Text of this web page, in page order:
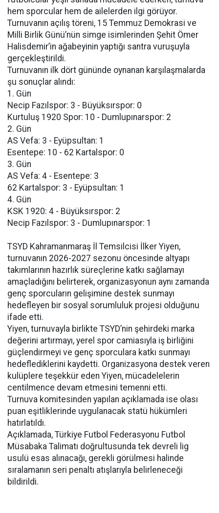
hem sporcular hem de ailelerden ilgi görüyor.
Turnuvanın açılış töreni, 15 Temmuz Demokrasi ve
Milli Birlik Günü’nün simge isimlerinden Şehit Ömer
Halisdemir’in ağabeyinin yaptığı santra vuruşuyla
gerçekleştirildi.
Turnuvanın ilk dört gününde oynanan karşılaşmalarda
şu sonuçlar alındı:
1. Gün
Necip Fazılspor: 3 - Büyüksırspor: 0
Kurtuluş 1920 Spor: 10 - Dumlupınarspor: 2
2. Gün
AS Vefa: 3 - Eyüpsultan: 1
Esentepe: 10 - 62 Kartalspor: 0
3. Gün
AS Vefa: 4 - Esentepe: 3
62 Kartalspor: 3 - Eyüpsultan: 1
4. Gün
KSK 1920: 4 - Büyüksırspor: 2
Necip Fazılspor: 3 - Dumlupınarspor: 1
TSYD Kahramanmaraş İl Temsilcisi İlker Yiyen,
turnuvanın 2026-2027 sezonu öncesinde altyapı
takımlarının hazırlık süreçlerine katkı sağlamayı
amaçladığını belirterek, organizasyonun aynı zamanda
genç sporcuların gelişimine destek sunmayı
hedefleyen bir sosyal sorumluluk projesi olduğunu
ifade etti.
Yiyen, turnuvayla birlikte TSYD’nin şehirdeki marka
değerini artırmayı, yerel spor camiasıyla iş birliğini
güçlendirmeyi ve genç sporculara katkı sunmayı
hedeflediklerini kaydetti. Organizasyona destek veren
kulüplere teşekkür eden Yiyen, mücadelelerin
centilmence devam etmesini temenni etti.
Turnuva komitesinden yapılan açıklamada ise olası
puan eşitliklerinde uygulanacak statü hükümleri
hatırlatıldı.
Açıklamada, Türkiye Futbol Federasyonu Futbol
Müsabaka Talimatı doğrultusunda tek devreli lig
usulü esas alınacağı, gerekli görülmesi halinde
sıralamanın seri penaltı atışlarıyla belirleneceği
bildirildi.